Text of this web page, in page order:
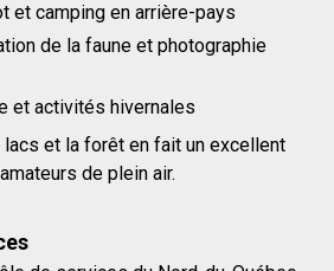
et camping en arrière-pays
de la faune et photographie
et activités hivernales
et la forêt en fait un excellent
de plein air.